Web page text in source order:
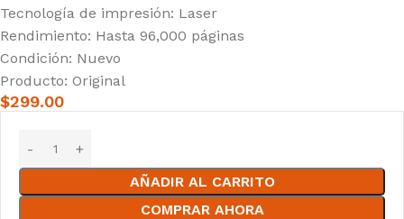
Tecnología de impresión: Laser
Rendimiento: Hasta 96,000 páginas
Condición: Nuevo
Producto: Original
$299.00
AÑADIR AL CARRITO
COMPRAR AHORA